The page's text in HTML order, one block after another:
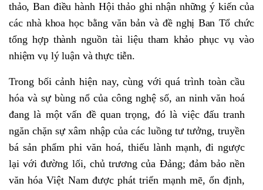
thảo,Ban điều hành Hội thảo ghi nhận những ý kiến của
các nhà khoa học bằng văn bản và đề nghị Ban Tổ chức
tổng hợp thành nguồn tài liệu tham khảo phục vụ vào
nhiệm vụ lý luận và thực tiễn.
Trong bối cảnh hiện nay, cùng với quá trình toàn cầu
hóa và sự bùng nổ của công nghệ số, an ninh văn hoá
đang là một vấn đề quan trọng, đó là việc đấu tranh
ngăn chặn sự xâm nhập của các luồng tư tưởng, truyền
bá sản phẩm phi văn hoá, thiếu lành mạnh, đi ngược
lại với đường lối, chủ trương của Đảng; đảm bảo nền
văn hóa Việt Nam được phát triển mạnh mẽ, ổn định,